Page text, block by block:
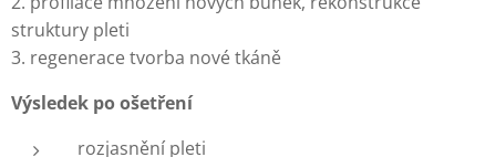
struktury pleti
3. regenerace tvorba nové tkáně
Výsledek po ošetření
rozjasnění pleti